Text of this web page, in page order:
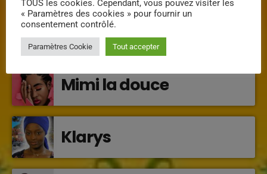
Jocelyne Béroard
INTERVENANTS
Mimi la douce
Klarys
TOUS les cookies. Cependant, vous pouvez visiter les
« Paramètres des cookies » pour fournir un
consentement contrôlé.
Paramètres Cookie Tout accepter